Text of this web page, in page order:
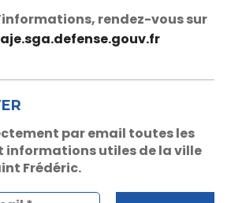
rendez-vous sur
par email toutes les
informations utiles de la ville
Frédéric.